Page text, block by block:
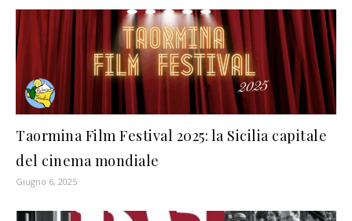
Taormina Film Festival 2025: la Sicilia capitale
del cinema mondiale
Giugno 6, 2025